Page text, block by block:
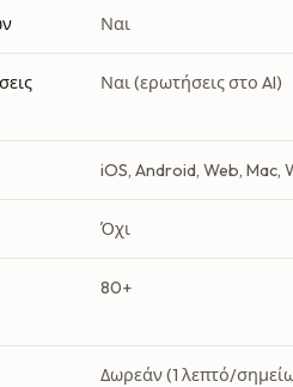
Ναι
Ναι (ερωτήσεις στο AI)
iOS, Android, Web, Mac,
Όχι
80+
Δωρεάν (1 λεπτό/